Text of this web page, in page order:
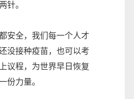
针。
全，我们每一个人才
没接种疫苗，也可以考
议程，为世界早日恢复
份力量。